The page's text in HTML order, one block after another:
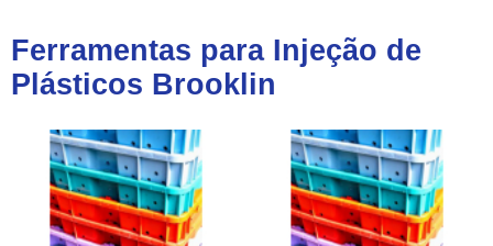
Ferramentas para Injeção de
Plásticos Brooklin